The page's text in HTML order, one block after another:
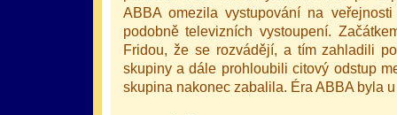
ABBA omezila vystupování na
podobně televizních vystoupení.
Fridou, že se rozvádějí, a tím zahladili
skupiny a dále prohloubili citový odstup
skupina nakonec zabalila. Éra ABBA byla